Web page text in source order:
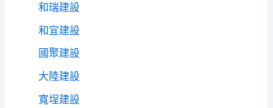
和瑞建設
和宜建設
國聚建設
大陸建設
寬埕建設